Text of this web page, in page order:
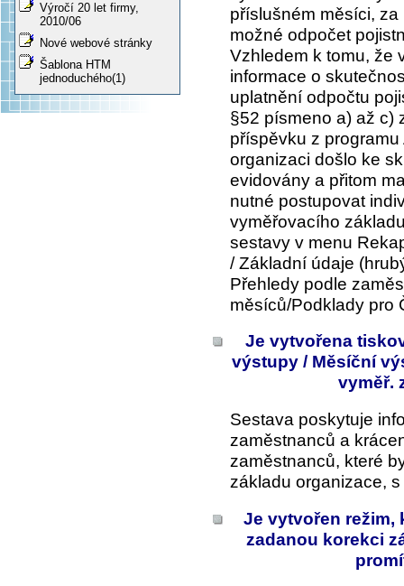
Výročí 20 let firmy,
2010/06
Nové webové stránky
Šablona HTM
jednoduchého(1)
příslušném měsíci,
možné odpočet
Vzhledem k tomu, že
informace o
uplatnění odpočtu
§52 písmeno a) až c)
příspěvku z
organizaci došlo ke
evidovány a přitom
nutné postupovat
vyměřovacího
sestavy v menu
/ Základní údaje
Přehledy podle
měsíců/Podklady pro
Je vytvořena
výstupy / Měsíční
vyměř.
Sestava poskytuje
zaměstnanců a
zaměstnanců, které
základu organizace,
Je vytvořen režim,
zadanou korekci